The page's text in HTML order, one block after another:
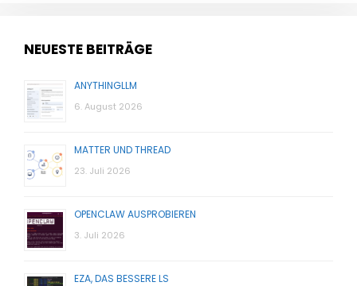
NEUESTE BEITRÄGE
ANYTHINGLLM
6. August 2026
MATTER UND THREAD
23. Juli 2026
OPENCLAW AUSPROBIEREN
3. Juli 2026
EZA, DAS BESSERE LS